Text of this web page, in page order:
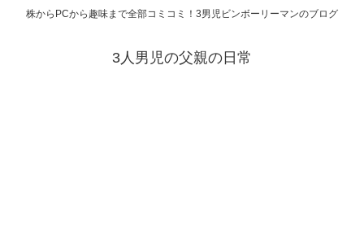
株からPCから趣味まで全部コミコミ！3男児ビンボーリーマンのブログ
3人男児の父親の日常